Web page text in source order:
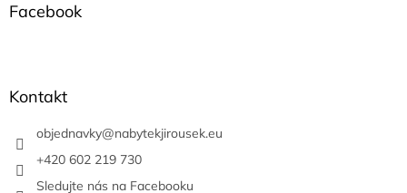
Facebook
Kontakt
objednavky@nabytekjirousek.eu
+420 602 219 730
Sledujte nás na Facebooku